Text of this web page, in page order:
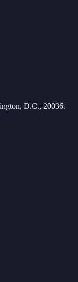
D.C., 20036.